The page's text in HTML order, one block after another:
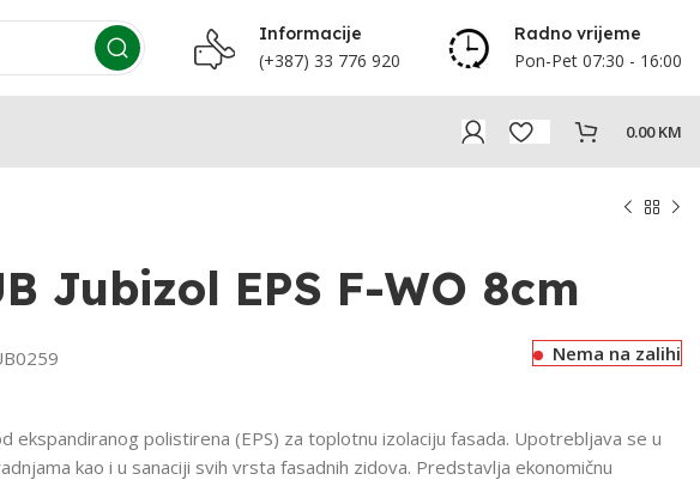
Informacije
(+387) 33 776 920
Radno vrijeme
Pon-Pet 07:30 - 16:00
0.00KM
Jubizol EPS F-WO 8cm
Nema na zalihi
ekspandiranog polistirena (EPS) za toplotnu izolaciju fasada. Upotrebljava se u
kao i u sanaciji svih vrsta fasadnih zidova. Predstavlja ekonomičnu